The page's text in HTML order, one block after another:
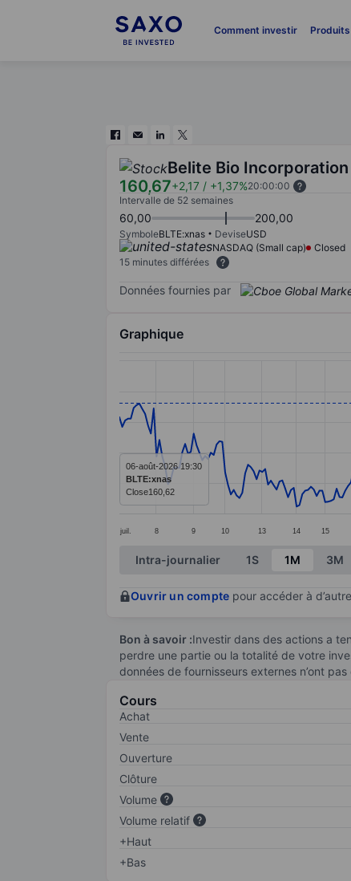
Comment investir Produits
Belite Bio Incorporation
160,67+2,17 / +1,37%20:00:00
Intervalle de 52 semaines
60,00 200,00
SymboleBLTE:xnas DeviseUSD
NASDAQ (Small cap)
Closed
15 minutes différées
Données fournies par
Graphique
Line chart with 285 data points.
The chart has 1 X axis displaying
The chart has 1 Y axis displaying
juil. 8 9 10 13 14 15
06-août-2026 19:30
BLTE:xnas
Close160,62
End of interactive chart.
Intra-journalier 1S 1M 3M
Ouvrir un compte pour accéder à
Bon à savoir :Investir dans des actions a
perdre une partie ou la totalité de votre
données de fournisseurs externes n’ont
Cours
Achat
Vente
Ouverture
Clôture
Volume
Volume relatif
+Haut
+Bas